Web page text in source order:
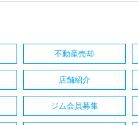
不動産売却
店舗紹介
ジム会員募集